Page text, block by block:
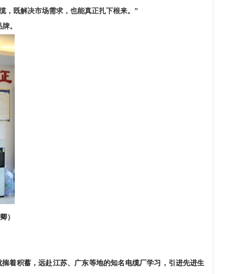
，既解决市场需求，也能真正扎下根来。”
。
）
着积蓄，远赴江苏、广东等地的知名电缆厂学习，引进先进生